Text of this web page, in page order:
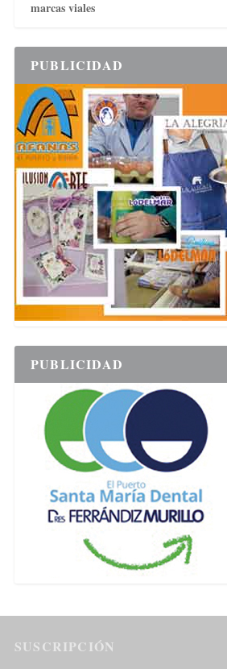
marcas viales
PUBLICIDAD
PUBLICIDAD
SUSCRIPCIÓN